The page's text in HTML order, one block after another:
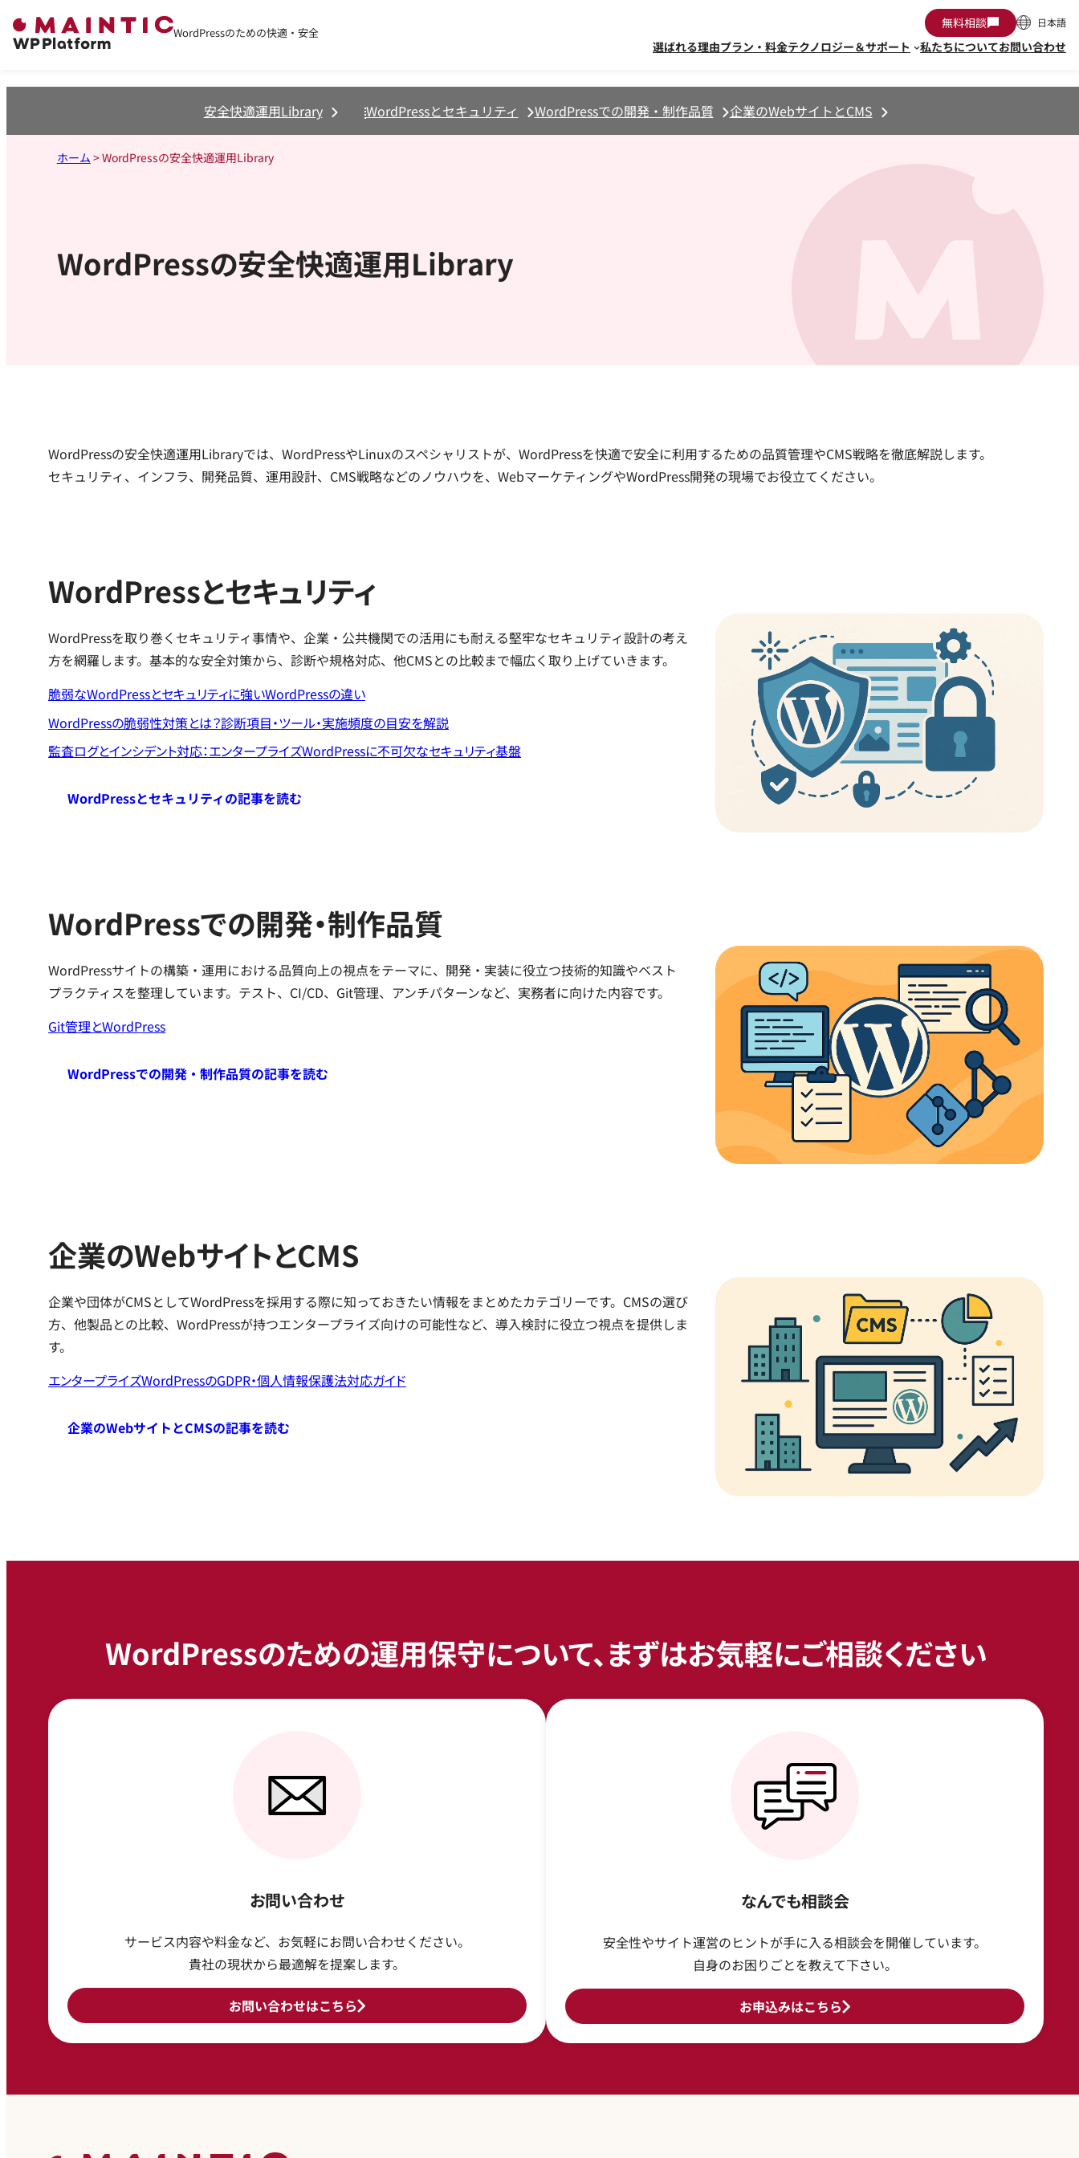
WordPressのための快適・安全
無料相談 日本語
選ばれる理由プラン・料金テクノロジー＆サポート 私たちについてお問い合わせ
安全快適運用Library WordPressとセキュリティ WordPressでの開発・制作品質 企業のWebサイトとCMS
ホーム >WordPressの安全快適運用Library
WordPressの安全快適運用Library
WordPressの安全快適運用Libraryでは、WordPressやLinuxのスペシャリストが、WordPressを快適で安全に利用するための品質管理やCMS戦略を徹底解説します。
セキュリティ、インフラ、開発品質、運用設計、CMS戦略などのノウハウを、WebマーケティングやWordPress開発の現場でお役立てください。
WordPressとセキュリティ
WordPressを取り巻くセキュリティ事情や、企業・公共機関での活用にも耐える堅牢なセキュリティ設計の考え
方を網羅します。基本的な安全対策から、診断や規格対応、他CMSとの比較まで幅広く取り上げていきます。
脆弱なWordPressとセキュリティに強いWordPressの違い
WordPressの脆弱性対策とは？診断項目・ツール・実施頻度の目安を解説
監査ログとインシデント対応：エンタープライズWordPressに不可欠なセキュリティ基盤
WordPressとセキュリティの記事を読む
WordPressでの開発・制作品質
WordPressサイトの構築・運用における品質向上の視点をテーマに、開発・実装に役立つ技術的知識やベスト
プラクティスを整理しています。テスト、CI/CD、Git管理、アンチパターンなど、実務者に向けた内容です。
Git管理とWordPress
WordPressでの開発・制作品質の記事を読む
企業のWebサイトとCMS
企業や団体がCMSとしてWordPressを採用する際に知っておきたい情報をまとめたカテゴリーです。CMSの選び
方、他製品との比較、WordPressが持つエンタープライズ向けの可能性など、導入検討に役立つ視点を提供しま
す。
エンタープライズWordPressのGDPR・個人情報保護法対応ガイド
企業のWebサイトとCMSの記事を読む
WordPressのための運用保守について、まずはお気軽にご相談ください
お問い合わせ
サービス内容や料金など、お気軽にお問い合わせください。
貴社の現状から最適解を提案します。
お問い合わせはこちら
なんでも相談会
安全性やサイト運営のヒントが手に入る相談会を開催しています。
自身のお困りごとを教えて下さい。
お申込みはこちら